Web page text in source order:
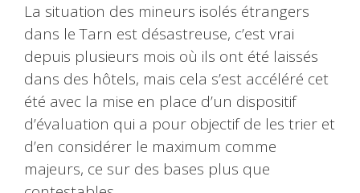
La situation des mineurs isolés étrangers
dans le Tarn est désastreuse, c’est vrai
depuis plusieurs mois où ils ont été laissés
dans des hôtels, mais cela s’est accéléré cet
été avec la mise en place d’un dispositif
d’évaluation qui a pour objectif de les trier et
d’en considérer le maximum comme
majeurs, ce sur des bases plus que